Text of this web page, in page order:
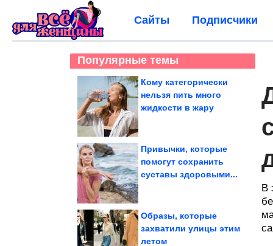
Сайты Подписчики
Популярные темы
Кому категорически
нельзя пить много
жидкости в жару
Привычки, которые
помогут сохранить
суставы здоровыми...
Образы, которые
захватили улицы этим
летом
В